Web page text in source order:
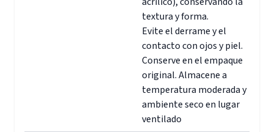
textura y forma.
Evite el derrame y el
contacto con ojos y piel.
Conserve en el empaque
original. Almacene a
temperatura moderada y
ambiente seco en lugar
ventilado